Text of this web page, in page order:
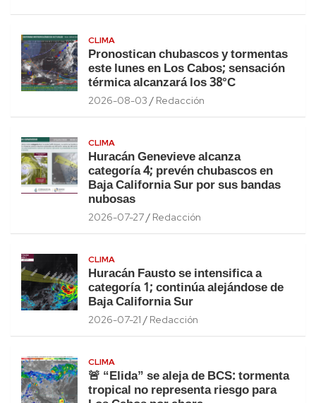
CLIMA
Pronostican chubascos y tormentas
este lunes en Los Cabos; sensación
térmica alcanzará los 38°C
2026-08-03 Redacción
CLIMA
Huracán Genevieve alcanza
categoría 4; prevén chubascos en
Baja California Sur por sus bandas
nubosas
2026-07-27 Redacción
CLIMA
Huracán Fausto se intensifica a
categoría 1; continúa alejándose de
Baja California Sur
2026-07-21 Redacción
CLIMA
🚨 “Elida” se aleja de BCS: tormenta
tropical no representa riesgo para